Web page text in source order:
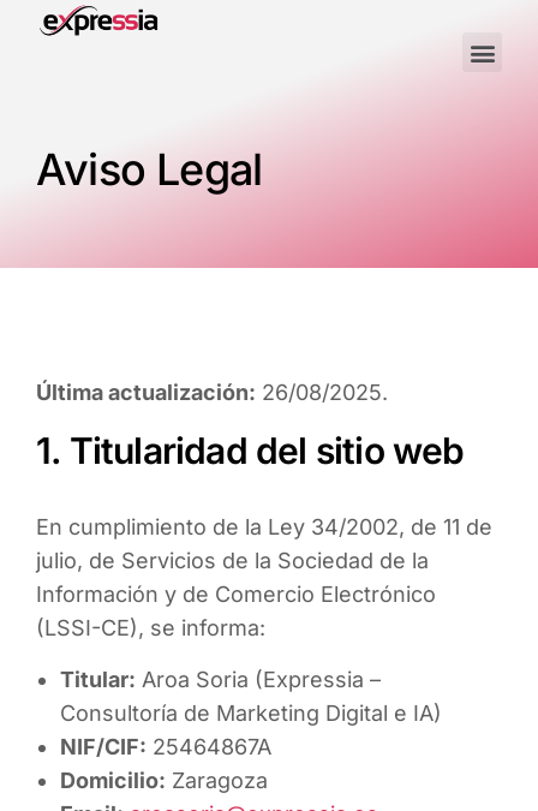
Aviso Legal
Última actualización: 26/08/2025.
1. Titularidad del sitio web
En cumplimiento de la Ley 34/2002, de 11 de
julio, de Servicios de la Sociedad de la
Información y de Comercio Electrónico
(LSSI-CE), se informa:
Titular: Aroa Soria (Expressia –
Consultoría de Marketing Digital e IA)
NIF/CIF: 25464867A
Domicilio: Zaragoza